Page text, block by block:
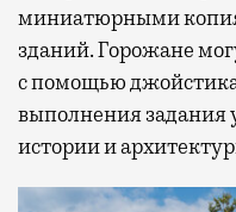
миниатюрными
зданий. Горожане
с помощью
выполнения
истории и